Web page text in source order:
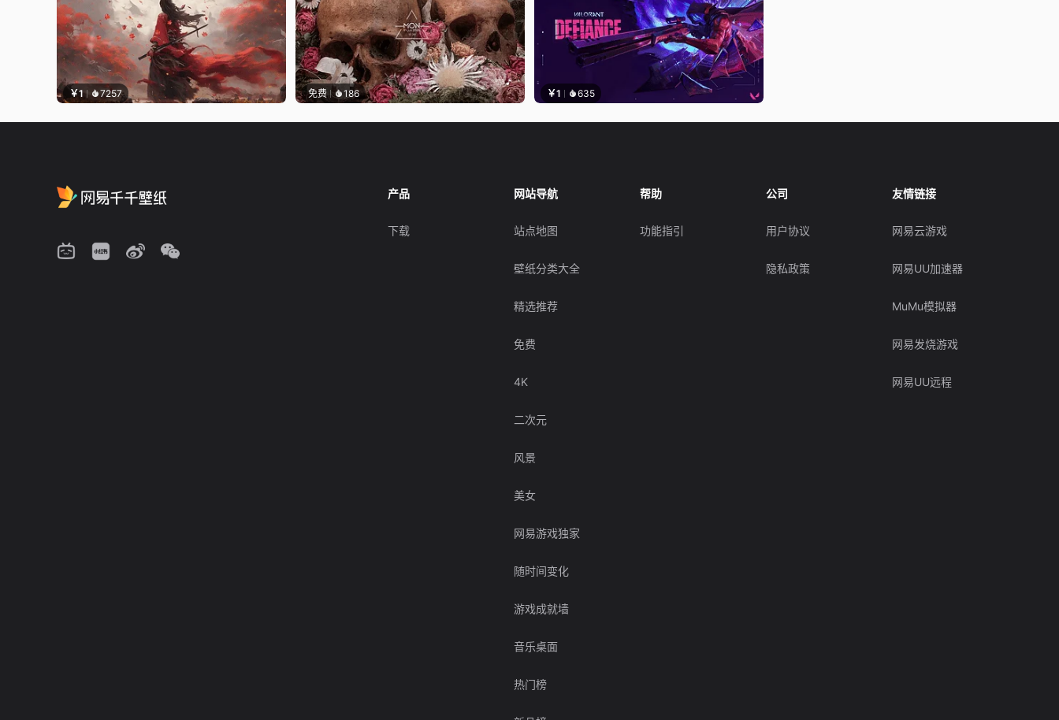
￥1 7257 免费 186 ￥1 635
产品
下载
网站导航
站点地图
壁纸分类大全
精选推荐
免费
4K
二次元
风景
美女
网易游戏独家
随时间变化
游戏成就墙
音乐桌面
热门榜
帮助
功能指引
公司
用户协议
隐私政策
友情链接
网易云游戏
网易UU加速器
MuMu模拟器
网易发烧游戏
网易UU远程